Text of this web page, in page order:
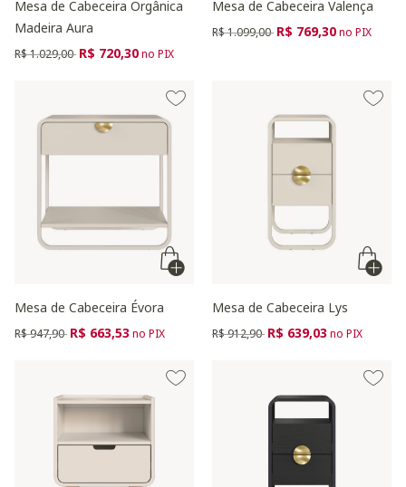
Mesa de Cabeceira Orgânica
Madeira Aura
Preço reduzido de
R$ 1.029,00 para
R$ 720,30no PIX
Mesa de Cabeceira Valença
Preço reduzido de
R$ 1.099,00 para
R$ 769,30no PIX
Mesa de Cabeceira Évora
Preço reduzido de
R$ 947,90 para
R$ 663,53no PIX
Mesa de Cabeceira Lys
Preço reduzido de
R$ 912,90 para
R$ 639,03no PIX